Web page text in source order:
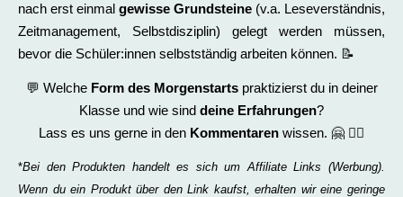
nach erst einmal gewisse Grundsteine (v.a. Leseverständnis,
Zeitmanagement, Selbstdisziplin) gelegt werden müssen,
bevor die Schüler:innen selbstständig arbeiten können. 📝
💬 Welche Form des Morgenstartspraktizierst du in deiner
Klasse und wie sind deine Erfahrungen?
Lass es uns gerne in den Kommentaren wissen. 🤗 ✍🏻
*Bei den Produkten handelt es sich um Affiliate Links (Werbung).
Wenn du ein Produkt über den Link kaufst, erhalten wir eine geringe